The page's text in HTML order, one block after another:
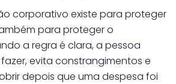
corporativo existe para proteger
para proteger o
a regra é clara, a pessoa
evita constrangimentos e
depois que uma despesa foi